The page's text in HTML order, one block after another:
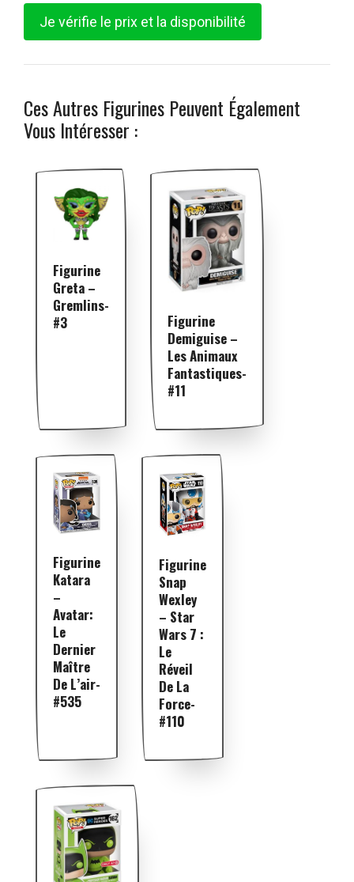
Je vérifie le prix et la disponibilité
Ces Autres Figurines Peuvent Également
Vous Intéresser :
Figurine
Greta –
Gremlins-
#3
Figurine
Demiguise –
Les Animaux
Fantastiques-
#11
Figurine
Katara
–
Avatar:
Le
Dernier
Maître
De L’air-
#535
Figurine
Snap
Wexley
– Star
Wars 7 :
Le
Réveil
De La
Force-
#110